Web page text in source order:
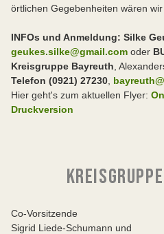
örtlichen Gegebenheiten wären
INFOs und Anmeldung: Silke
geukes.silke@gmail.com oder
Kreisgruppe Bayreuth ,
Telefon (0921) 27230
Hier geht's zum aktuellen Flyer:
Druckversion
Co-Vorsitzende
Sigrid Liede-Schumann und